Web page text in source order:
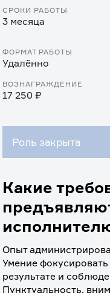
СРОКИ РАБОТЫ
3 месяца
ФОРМАТ РАБОТЫ
Удалённо
ВОЗНАГРАЖДЕНИЕ
17 250 ₽
Роль закрыта
Какие
Опыт
Умение
результате и
Пунктуальность,